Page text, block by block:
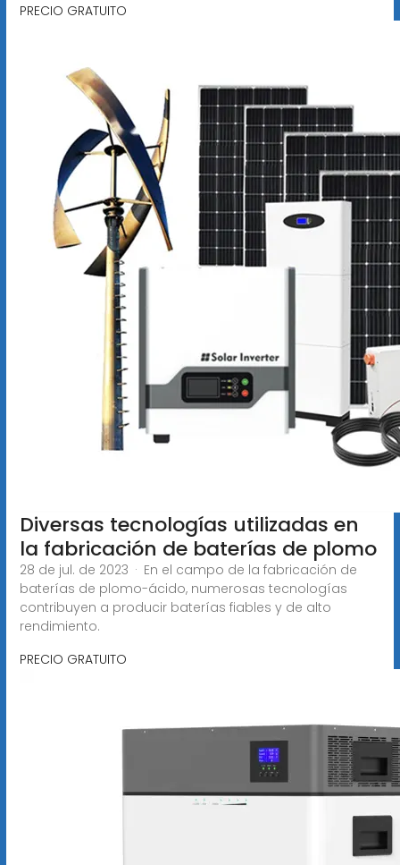
PRECIO GRATUITO
Diversas tecnologías utilizadas en
la fabricación de baterías de plomo
28 de jul. de 2023 · En el campo de la fabricación de
baterías de plomo-ácido, numerosas tecnologías
contribuyen a producir baterías fiables y de alto
rendimiento.
PRECIO GRATUITO